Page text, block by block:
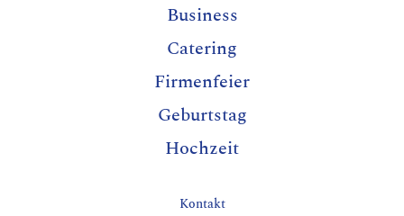
Business
Catering
Firmenfeier
Geburtstag
Hochzeit
Kontakt